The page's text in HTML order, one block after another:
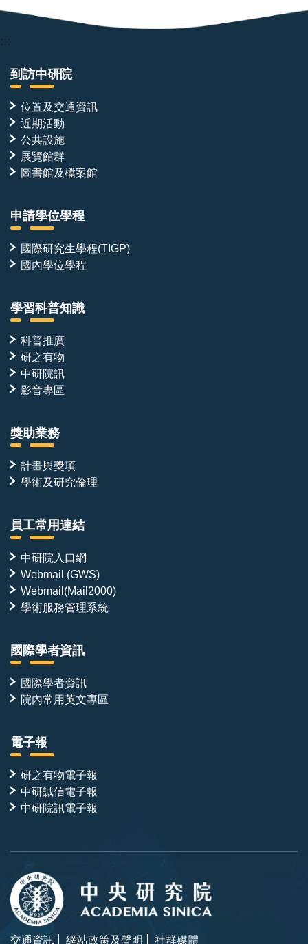
:::
到訪中研院
位置及交通資訊
近期活動
公共設施
展覽館群
圖書館及檔案館
申請學位學程
國際研究生學程(TIGP)
國內學位學程
學習科普知識
科普推廣
研之有物
中研院訊
影音專區
獎助業務
計畫與獎項
學術及研究倫理
員工常用連結
中研院入口網
Webmail (GWS)
Webmail(Mail2000)
學術服務管理系統
國際學者資訊
國際學者資訊
院內常用英文專區
電子報
研之有物電子報
中研誠信電子報
中研院訊電子報
交通資訊 網站政策及聲明 社群媒體